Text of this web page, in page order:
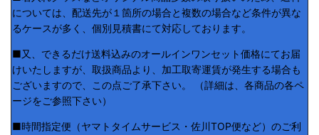
については、配送先が１箇所の場合と複数の場合など条件が異な
るケースが多く、個別見積書にて対応しております。
■又、できるだけ送料込みのオールインワンセット価格にてお届
けいたしますが、取扱商品より、加工取寄運賃が発生する場合も
ございますので、この点ご了承下さい。 （詳細は、各商品の各ペ
ージをご参照下さい）
■時間指定便（ヤマトタイムサービス・佐川TOP便など）のご利